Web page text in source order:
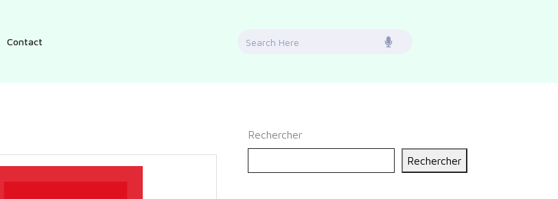
Contact
Search
Rechercher
Rechercher